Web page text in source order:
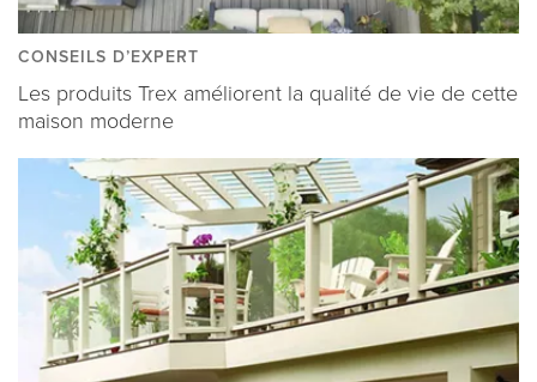
CONSEILS D’EXPERT
Les produits Trex améliorent la qualité de vie de cette
maison moderne